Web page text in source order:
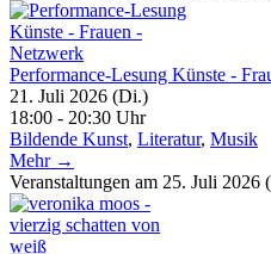
Performance-Lesung Künste -
21. Juli 2026 (Di.)
18:00 - 20:30 Uhr
Bildende Kunst, Literatur, Musik
Mehr →
Veranstaltungen am 25. Juli 2026